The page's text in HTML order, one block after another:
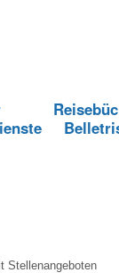
Stellenangeboten